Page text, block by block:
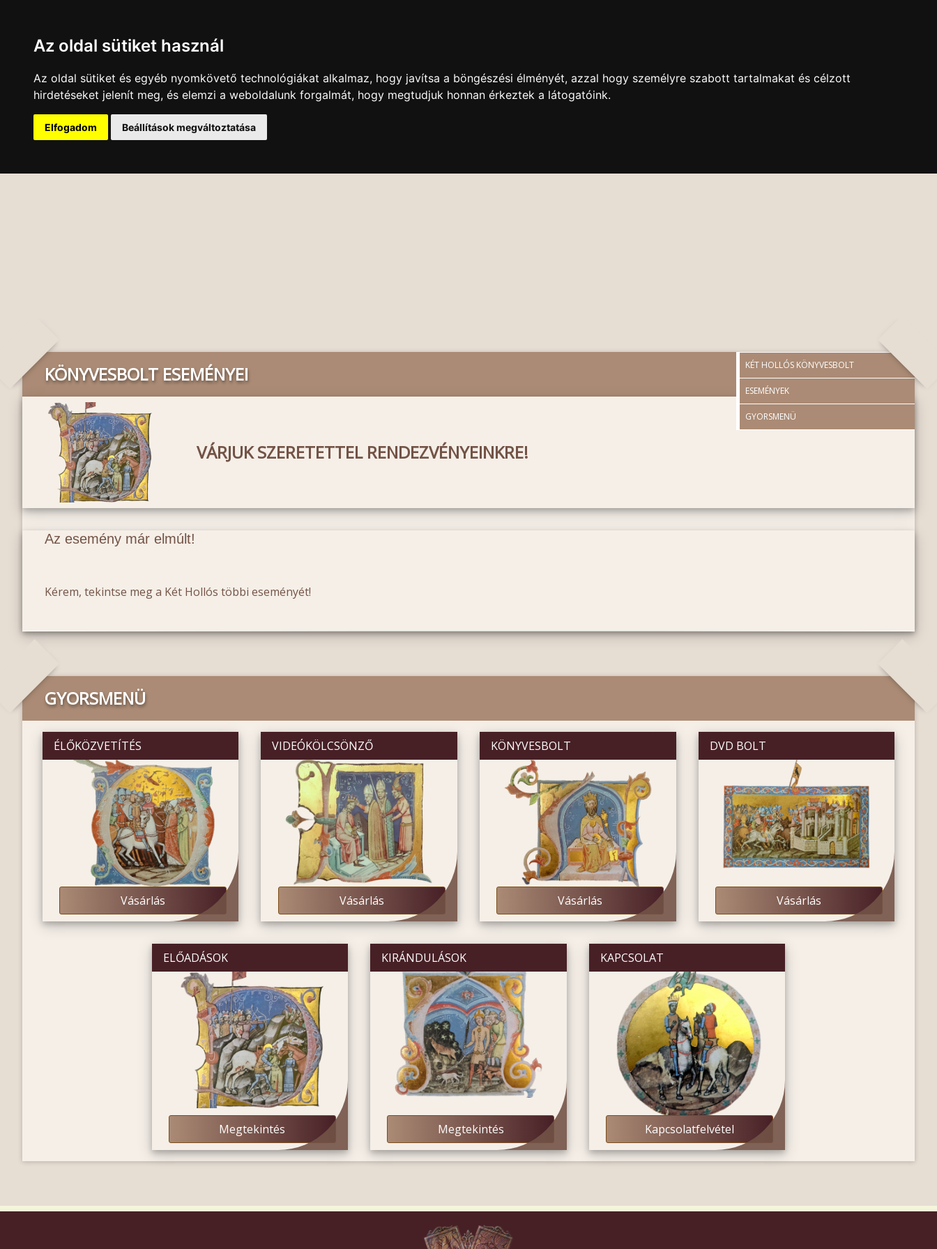
Az oldal sütiket használ
Az oldal sütiket és egyéb nyomkövető technológiákat alkalmaz, hogy javítsa a böngészési élményét, azzal hogy személyre szabott tartalmakat és célzott
hirdetéseket jelenít meg, és elemzi a weboldalunk forgalmát, hogy megtudjuk honnan érkeztek a látogatóink.
Elfogadom Beállítások megváltoztatása
Nyitva: H-P: 11-18
KÉT HOLLÓS KÖNYVESBOLT
ESEMÉNYEK
GYORSMENÜ
KÖNYVESBOLT ESEMÉNYEI
VÁRJUK SZERETETTEL RENDEZVÉNYEINKRE!
Az esemény már elmúlt!
Kérem, tekintse meg a Két Hollós többi eseményét!
GYORSMENÜ
ÉLŐKÖZVETÍTÉS
Vásárlás
VIDEÓKÖLCSÖNZŐ
Vásárlás
KÖNYVESBOLT
Vásárlás
DVD BOLT
Vásárlás
ELŐADÁSOK
Megtekintés
KIRÁNDULÁSOK
Megtekintés
KAPCSOLAT
Kapcsolatfelvétel